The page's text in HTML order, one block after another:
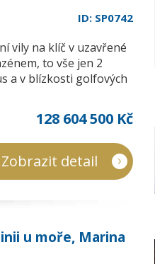
ID: SP0742
vily na klíč v uzavřené
to vše jen 2
a v blízkosti golfových
128 604 500 Kč
Zobrazit detail
u moře, Marina